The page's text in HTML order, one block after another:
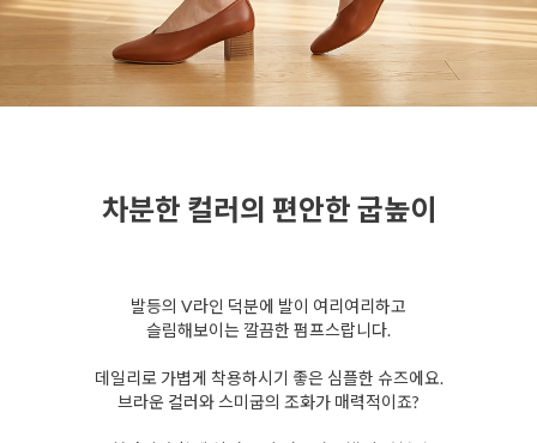
차분한 컬러의 편안한 굽높이
발등의 V라인 덕분에 발이 여리여리하고
슬림해보이는 깔끔한 펌프스랍니다.
데일리로 가볍게 착용하시기 좋은 심플한 슈즈에요.
브라운 컬러와 스미굽의 조화가 매력적이죠?